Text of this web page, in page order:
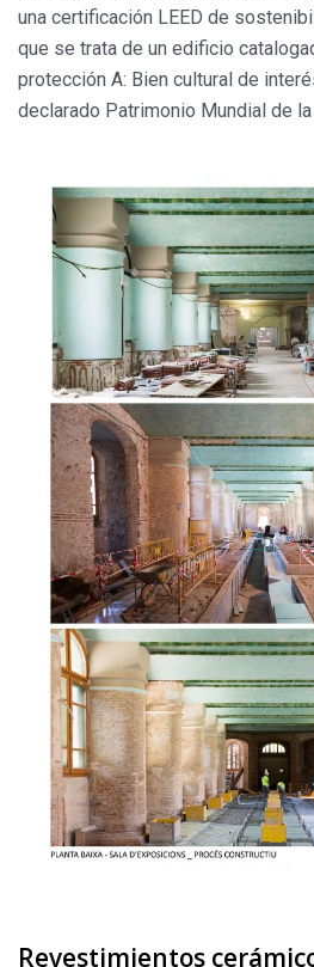
una certificación LEED de
que se trata de un edificio
protección A: Bien cultural de
declarado Patrimonio Mundial de la
Revestimientos